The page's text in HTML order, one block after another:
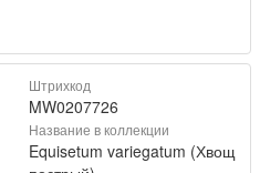
Штрихкод
MW0207726
Название в коллекции
Equisetum variegatum (Хвощ